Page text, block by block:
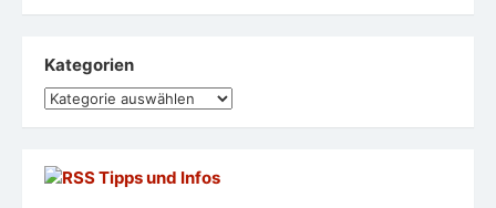
Kategorien
Kategorien
Tipps und Infos